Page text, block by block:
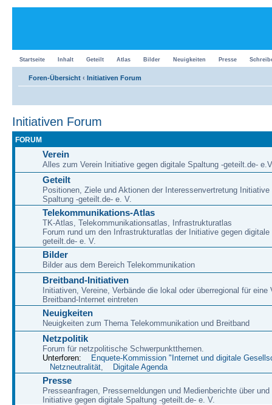
Startseite Inhalt Geteilt Atlas Bilder Neuigkeiten Presse
Foren-Übersicht ‹ Initiativen Forum
Initiativen Forum
FORUM
Verein
Alles zum Verein Initiative gegen digitale Spaltung -geteilt.de-
Geteilt
Positionen, Ziele und Aktionen der Interessenvertretung Initiative
Spaltung -geteilt.de- e. V.
Telekommunikations-Atlas
TK-Atlas, Telekommunikationsatlas, Infrastrukturatlas
Forum rund um den Infrastrukturatlas der Initiative gegen digitale
geteilt.de- e. V.
Bilder
Bilder aus dem Bereich Telekommunikation
Breitband-Initiativen
Initiativen, Vereine, Verbände die lokal oder überregional für eine
Breitband-Internet eintreten
Neuigkeiten
Neuigkeiten zum Thema Telekommunikation und Breitband
Netzpolitik
Forum für netzpolitische Schwerpunktthemen.
Unterforen:
Enquete-Kommission "Internet und digitale
Netzneutralität, Digitale Agenda
Presse
Presseanfragen, Pressemeldungen und Medienberichte über und
Initiative gegen digitale Spaltung -geteilt.de- e. V.